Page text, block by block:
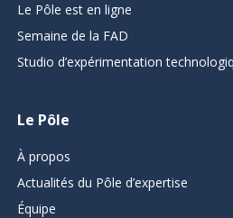
Le Pôle est en ligne
Semaine de la FAD
Studio d’expérimentation
Le Pôle
À propos
Actualités du Pôle d’expertise
Équipe